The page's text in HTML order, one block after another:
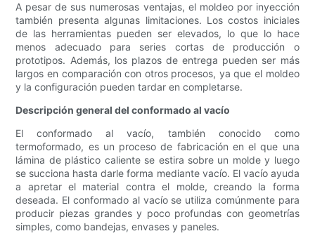
A pesar de sus numerosas ventajas, el moldeo por inyección
también presenta algunas limitaciones. Los costos iniciales
de las herramientas pueden ser elevados, lo que lo hace
menos adecuado para series cortas de producción o
prototipos. Además, los plazos de entrega pueden ser más
largos en comparación con otros procesos, ya que el moldeo
y la configuración pueden tardar en completarse.
Descripción general del conformado al vacío
El conformado al vacío, también conocido como
termoformado, es un proceso de fabricación en el que una
lámina de plástico caliente se estira sobre un molde y luego
se succiona hasta darle forma mediante vacío. El vacío ayuda
a apretar el material contra el molde, creando la forma
deseada. El conformado al vacío se utiliza comúnmente para
producir piezas grandes y poco profundas con geometrías
simples, como bandejas, envases y paneles.